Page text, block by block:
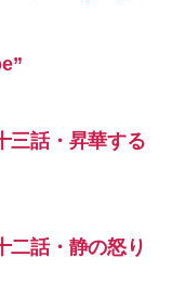
三話・昇華する
二話・静の怒り